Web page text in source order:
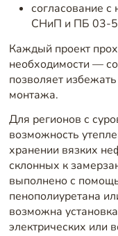
согласование
СНиП и ПБ 03-
Каждый проект
необходимости —
позволяет
монтажа.
Для регионов с
возможность
хранении вязких
склонных к
выполнено с
пенополиуретана
возможна
электрических или